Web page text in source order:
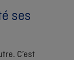
ses
C’est